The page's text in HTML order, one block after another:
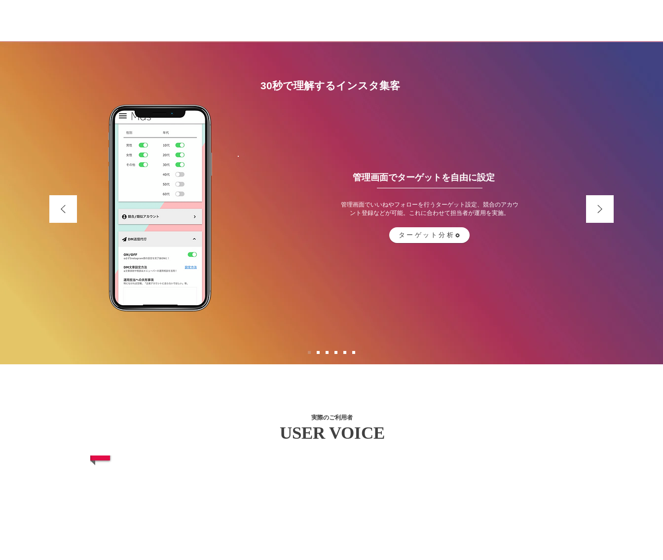
30秒で理解するインスタ集客
管理画面でターゲットを自由に設定
管理画面でいいねやフォローを行うターゲット設定、競合のアカウ
ント登録などが可能。これに合わせて担当者が運用を実施。
ターゲット分析
実際のご利用者
USER VOICE